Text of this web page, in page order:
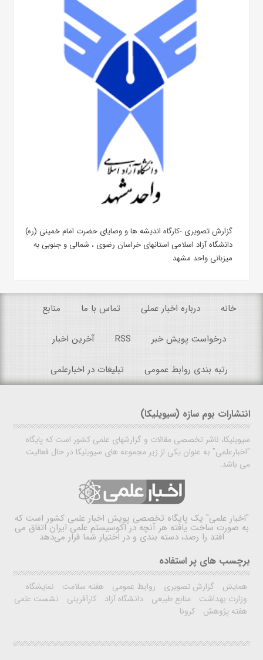
گزارش تصویری -کارگاه اندیشه ها و وصایای حضرت امام خمینی (ره)
دانشگاه آزاد اسلامی استانهای خراسان رضوی ، شمالی و جنوبی به
میزبانی واحد مشهد
خانه درباره اخبار عملی تماس با ما منابع
درخواست پویش خبر RSS آخرین اخبار
رتبه بندی روابط عمومی تبلیغات در اخبارعلمی
انتشارات بوم سازه (سیویلیکا)
سیویلیکا، ناشر تخصصی مقالات و گزارشهای علمی کشور است که پایگاه
"اخبارعلمی" به عنوان یکی از زیر مجموعه های سیویلیکا در حال فعالیت
می باشد.
"اخبار علمی" یک پایگاه تخصصی پویش اخبار علمی کشور است که
به صورت ساخت یافته هر آنچه در اکوسیستم علمی ایران اتفاق می
افتد را رصد، دسته بندی و در اختیار شما قرار می‌دهد
برچسب های پر استفاده
همایش گزارش تصویری روابط عمومی هفته سلامت
نمایشگاه
وزارت بهداشت
منابع طبیعی دانشگاه آزاد کارآفرینی
نشست علمی
هفته پژوهش
کرونا